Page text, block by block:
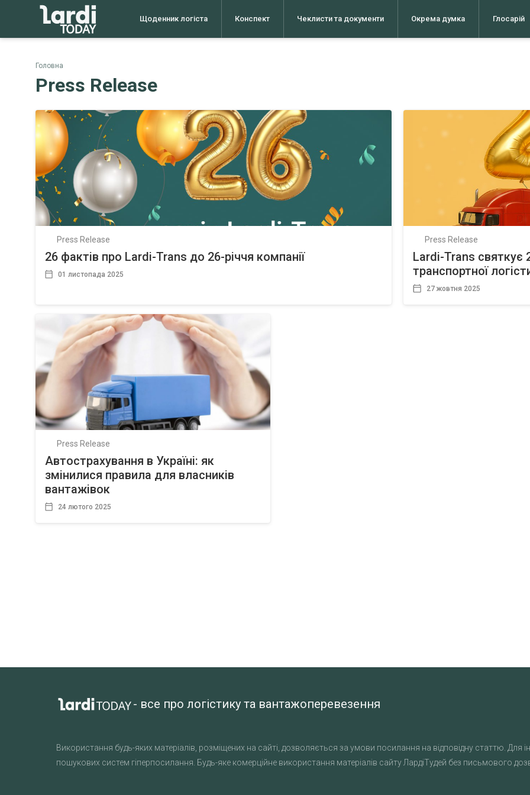
Щоденник логіста Конспект Чеклисти та документи Окрема думка Глосарій
Головна
Press Release
Press Release
26 фактів про Lardi-Trans до 26-річчя компанії
01 листопада 2025
Press Release
Lardi-Trans святкує
транспортної
27 жовтня 2025
Press Release
Автострахування в Україні: як
змінилися правила для власників
вантажівок
24 лютого 2025
- все про логістику та вантажоперевезення
Використання будь-яких матеріалів, розміщених на сайті, дозволяється за умови посилання на відповідну статтю. Для
пошукових систем гіперпосилання. Будь-яке комерційне використання матеріалів сайту ЛардіТудей без письмового